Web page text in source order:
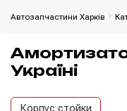
Автозапчастини Харків
Україні
Корпус стойки